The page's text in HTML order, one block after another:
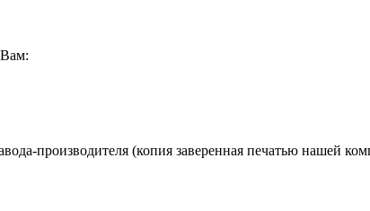
Вам:
производителя (копия заверенная печатью нашей